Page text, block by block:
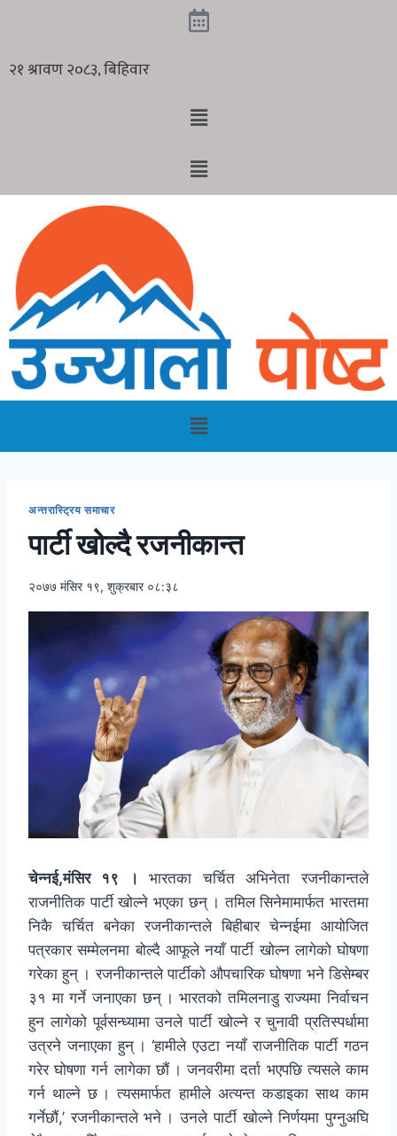
अन्तरास्ट्रिय समाचार
पार्टी खोल्दै रजनीकान्त
२०७७ मंसिर १९, शुक्रबार ०८:३८
चेन्नई,मंसिर १९ । भारतका चर्चित अभिनेता रजनीकान्तले
राजनीतिक पार्टी खोल्ने भएका छन् । तमिल सिनेमामार्फत भारतमा
निकै चर्चित बनेका रजनीकान्तले बिहीबार चेन्नईमा आयोजित
पत्रकार सम्मेलनमा बोल्दै आफूले नयाँ पार्टी खोल्न लागेको घोषणा
गरेका हुन् । रजनीकान्तले पार्टीको औपचारिक घोषणा भने डिसेम्बर
३१ मा गर्ने जनाएका छन् । भारतको तमिलनाडु राज्यमा निर्वाचन
हुन लागेको पूर्वसन्ध्यामा उनले पार्टी खोल्ने र चुनावी प्रतिस्पर्धामा
उत्रने जनाएका हुन् । ‘हामीले एउटा नयाँ राजनीतिक पार्टी गठन
गरेर घोषणा गर्न लागेका छौं । जनवरीमा दर्ता भएपछि त्यसले काम
गर्न थाल्ने छ । त्यसमार्फत हामीले अत्यन्त कडाइका साथ काम
गर्नेछौं,’ रजनीकान्तले भने । उनले पार्टी खोल्ने निर्णयमा पुग्नुअघि